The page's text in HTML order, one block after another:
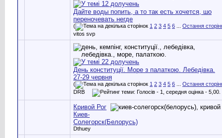
Дайте воды попить, а то так есть хочется, шо
переночевать негде
( 1 2 3 4 5 6
Остання
vitos svp
День конституції. Море з палаткою. Лебедівка.
27-29 червня
( 1 2 3 4 5 6
Остання
DRB
Кривой Рог
Киев-
Солегорск(Белорусь)
Dthuey